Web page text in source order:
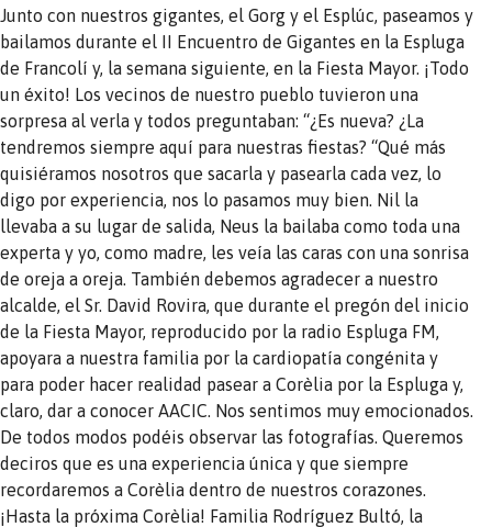
Junto con nuestros gigantes, el Gorg y el Esplúc, paseamos y
bailamos durante el II Encuentro de Gigantes en la Espluga
de Francolí y, la semana siguiente, en la Fiesta Mayor. ¡Todo
un éxito! Los vecinos de nuestro pueblo tuvieron una
sorpresa al verla y todos preguntaban: “¿Es nueva? ¿La
tendremos siempre aquí para nuestras fiestas? “Qué más
quisiéramos nosotros que sacarla y pasearla cada vez, lo
digo por experiencia, nos lo pasamos muy bien. Nil la
llevaba a su lugar de salida, Neus la bailaba como toda una
experta y yo, como madre, les veía las caras con una sonrisa
de oreja a oreja. También debemos agradecer a nuestro
alcalde, el Sr. David Rovira, que durante el pregón del inicio
de la Fiesta Mayor, reproducido por la radio Espluga FM,
apoyara a nuestra familia por la cardiopatía congénita y
para poder hacer realidad pasear a Corèlia por la Espluga y,
claro, dar a conocer AACIC. Nos sentimos muy emocionados.
De todos modos podéis observar las fotografías. Queremos
deciros que es una experiencia única y que siempre
recordaremos a Corèlia dentro de nuestros corazones.
¡Hasta la próxima Corèlia! Familia Rodríguez Bultó, la